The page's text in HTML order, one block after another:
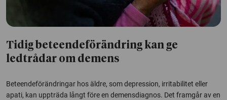
Tidig beteendeförändring kan ge
ledtrådar om demens
Beteendeförändringar hos äldre, som depression, irritabilitet eller
apati, kan uppträda långt före en demensdiagnos. Det framgår av en